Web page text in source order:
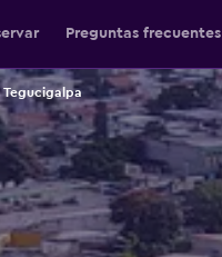
Preguntas frecuentes
Tegucigalpa